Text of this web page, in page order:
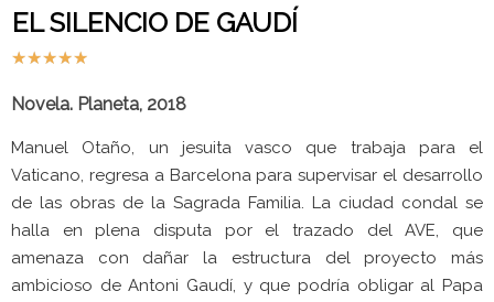
EL SILENCIO DE GAUDÍ
★★★★★
Novela. Planeta, 2018
Manuel Otaño, un jesuita vasco que trabaja para el
Vaticano, regresa a Barcelona para supervisar el desarrollo
de las obras de la Sagrada Familia. La ciudad condal se
halla en plena disputa por el trazado del AVE, que
amenaza con dañar la estructura del proyecto más
ambicioso de Antoni Gaudí, y que podría obligar al Papa